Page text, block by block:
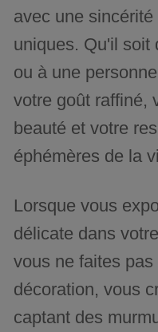
avec une
uniques. Qu'il soit
ou à une
votre goût raffiné,
beauté et votre
éphémères de la
Lorsque vous
délicate dans
vous ne faites
décoration, vous
captant des